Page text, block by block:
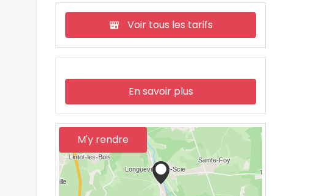
Voir tous les tarifs
En savoir plus
M'y rendre